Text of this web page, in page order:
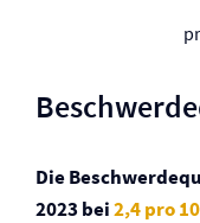
Die
2023 bei2,4 pro